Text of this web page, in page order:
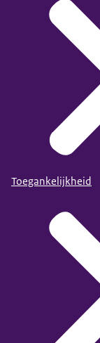
Toegankelijkheid